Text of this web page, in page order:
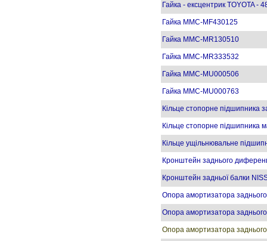
Гайка - ексцентрик TOYOTA -
Гайка MMC-MF430125
Гайка MMC-MR130510
Гайка MMC-MR333532
Гайка MMC-MU000506
Гайка MMC-MU000763
Кільце стопорне підшипника
Кільце стопорне підшипника
Кільце ущільнювальне
Кронштейн заднього
Кронштейн задньої балки
Опора амортизатора
Опора амортизатора
Опора амортизатора